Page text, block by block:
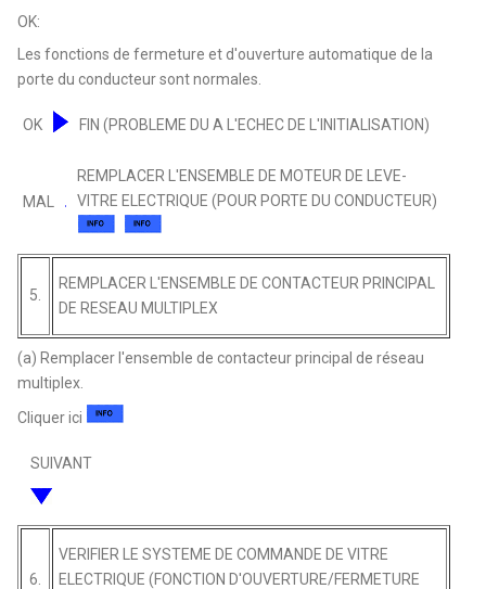
OK:
Les fonctions de fermeture et d'ouverture automatique de la
porte du conducteur sont normales.
OK FIN (PROBLEME DU A L'ECHEC DE L'INITIALISATION)
MAL
REMPLACER L'ENSEMBLE DE MOTEUR DE LEVE-
VITRE ELECTRIQUE (POUR PORTE DU CONDUCTEUR)
5.
REMPLACER L'ENSEMBLE DE CONTACTEUR PRINCIPAL
DE RESEAU MULTIPLEX
(a) Remplacer l'ensemble de contacteur principal de réseau
multiplex.
Cliquer ici
SUIVANT
6.
VERIFIER LE SYSTEME DE COMMANDE DE VITRE
ELECTRIQUE (FONCTION D'OUVERTURE/FERMETURE